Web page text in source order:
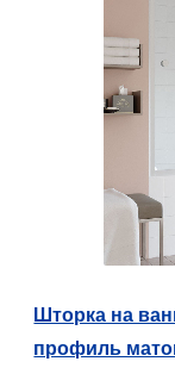
Шторка на
профиль